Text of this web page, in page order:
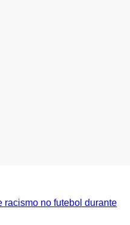
racismo no futebol durante